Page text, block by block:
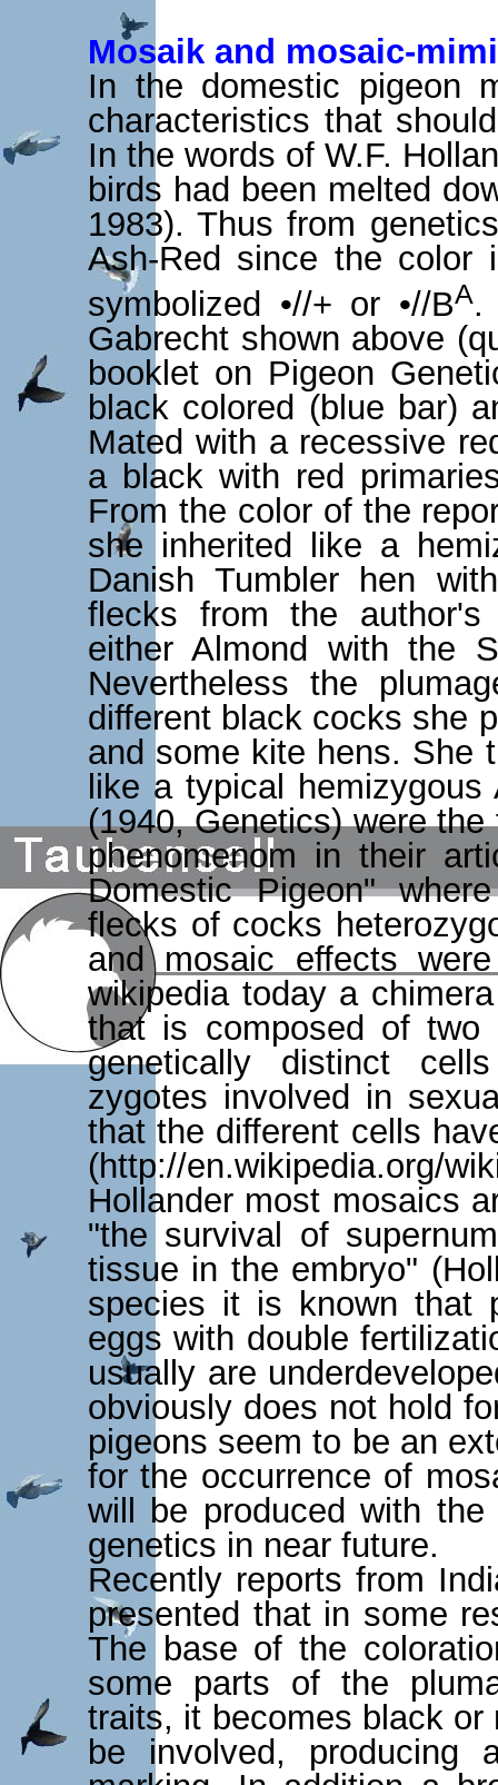
Mosaik and mosaic-
In the domestic pigeon
characteristics that
In the words of W.F.
birds had been melted
1983). Thus from
Ash-Red since the color
symbolized •//+ or •//BA.
Gabrecht shown above
booklet on Pigeon
black colored (blue bar)
Mated with a recessive
a black with red
From the color of the
she inherited like a
Danish Tumbler hen
flecks from the
either Almond with the
Nevertheless the
different black cocks she
and some kite hens. She
like a typical hemizygous
(1940, Genetics) were
phenomenom in their
Domestic Pigeon"
flecks of cocks
and mosaic effects
wikipedia today a
that is composed of two
genetically distinct
zygotes involved in
that the different cells
(http://
Hollander most mosaics
"the survival of
tissue in the embryo"
species it is known that
eggs with double
usually are
obviously does not hold
pigeons seem to be an
for the occurrence of
will be produced with
genetics in near future.
Recently reports from
presented that in some
The base of the
some parts of the
traits, it becomes black
be involved, producing